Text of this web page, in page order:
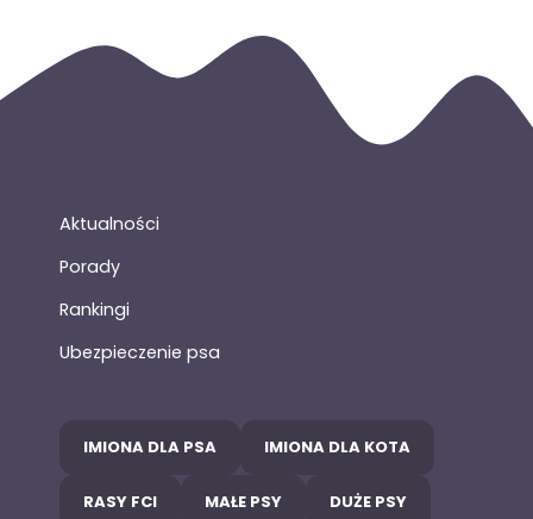
Aktualności
Porady
Rankingi
Ubezpieczenie psa
IMIONA DLA PSA IMIONA DLA KOTA
RASY FCI MAŁE PSY DUŻE PSY